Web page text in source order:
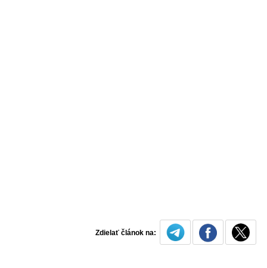
Zdielať článok na: